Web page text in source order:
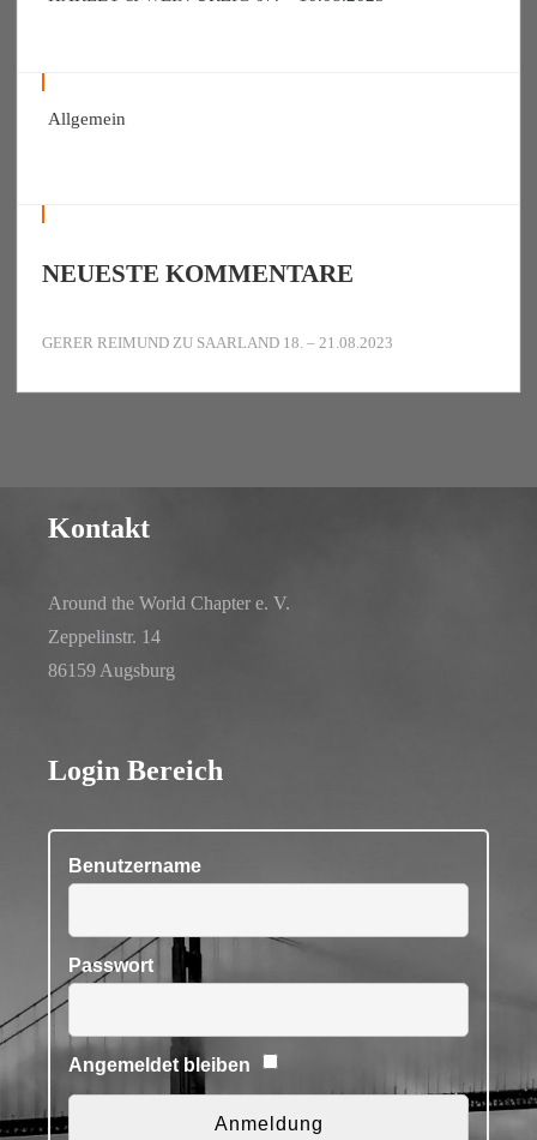
Allgemein
NEUESTE KOMMENTARE
GERER REIMUND ZU SAARLAND 18. – 21.08.2023
Kontakt
Around the World Chapter e. V.
Zeppelinstr. 14
86159 Augsburg
Login Bereich
Benutzername
Passwort
Angemeldet bleiben